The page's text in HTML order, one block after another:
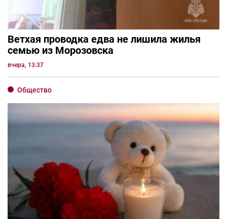
Ветхая проводка едва не лишила жилья
семью из Морозовска
вчера, 13:37
Общество